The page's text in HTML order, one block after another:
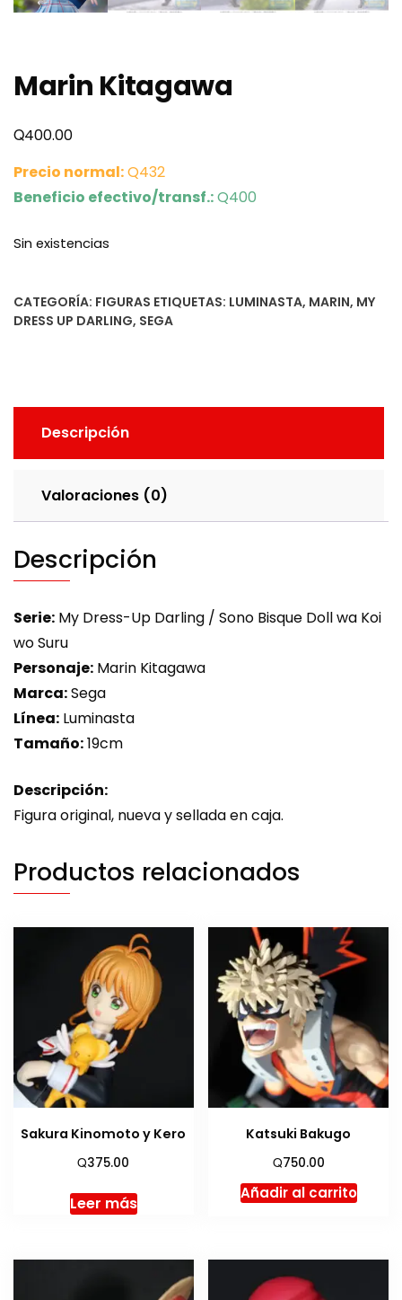
Marin Kitagawa
Q400.00
Precio normal:Q432
Beneficio efectivo/transf.:Q400
Sin existencias
CATEGORÍA: FIGURAS ETIQUETAS: LUMINASTA, MARIN, MY
DRESS UP DARLING, SEGA
Descripción
Valoraciones (0)
Descripción
Serie: My Dress-Up Darling / Sono Bisque Doll wa Koi
wo Suru
Personaje: Marin Kitagawa
Marca:Sega
Línea: Luminasta
Tamaño:19cm
Descripción:
Figura original, nueva y sellada en caja.
Productos relacionados
Sakura Kinomoto y Kero
Q375.00
Leer más
Katsuki Bakugo
Q750.00
Añadir al carrito